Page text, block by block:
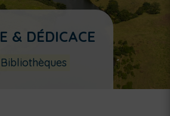
& DÉDICACE
Bibliothèques